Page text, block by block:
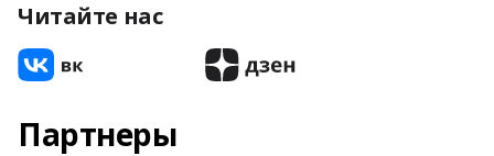
Читайте нас
Партнеры